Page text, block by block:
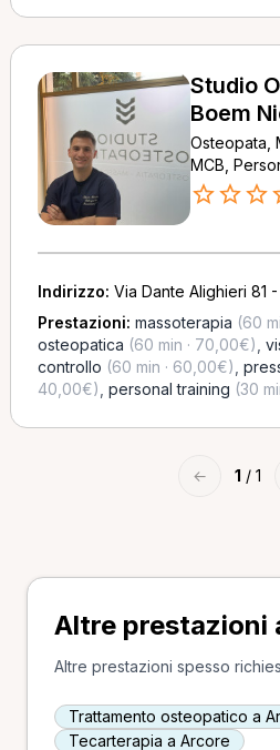
Studio
Boem
Osteopata,
MCB,
Indirizzo: Via Dante Alighieri 81
Prestazioni: massoterapia (60
osteopatica (60 min · 70,00€)
controllo (60 min · 60,00€)
40,00€) personal training (30
← 1 / 1
Altre prestazioni
Altre prestazioni spesso
Trattamento osteopatico a
Tecarterapia a Arcore